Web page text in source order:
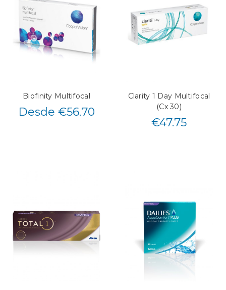
Biofinity Multifocal
Desde €56.70
Clarity 1 Day Multifocal
(Cx 30)
€47.75